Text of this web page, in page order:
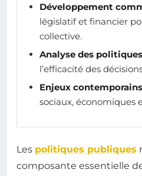
Développement
législatif et financier
collective.
Analyse des politiques
l’efficacité des
Enjeux contemporains
sociaux, économiques
Les politiques publiques
composante essentielle